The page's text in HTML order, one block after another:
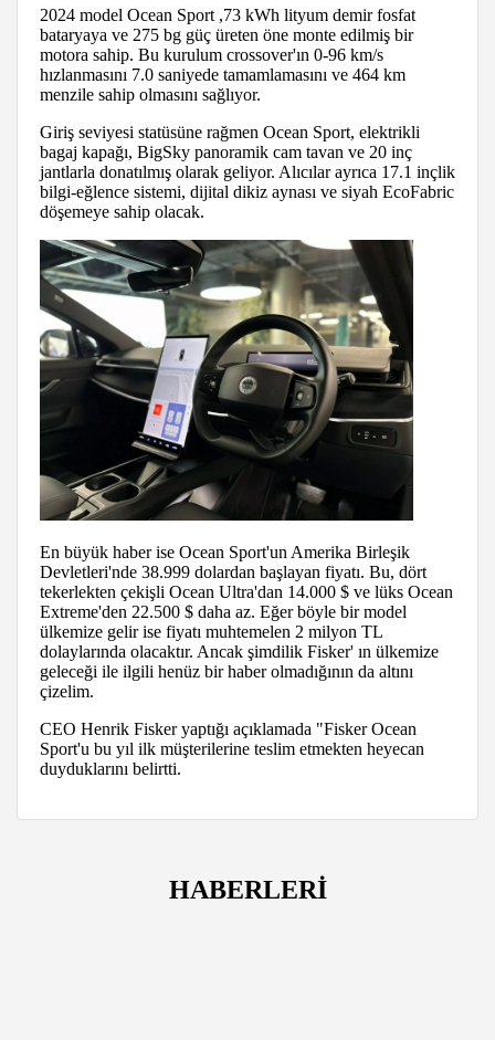
2024 model Ocean Sport ,73 kWh lityum demir fosfat
bataryaya ve 275 bg güç üreten öne monte edilmiş bir
motora sahip. Bu kurulum crossover'ın 0-96 km/s
hızlanmasını 7.0 saniyede tamamlamasını ve 464 km
menzile sahip olmasını sağlıyor.
Giriş seviyesi statüsüne rağmen Ocean Sport, elektrikli
bagaj kapağı, BigSky panoramik cam tavan ve 20 inç
jantlarla donatılmış olarak geliyor. Alıcılar ayrıca 17.1 inçlik
bilgi-eğlence sistemi, dijital dikiz aynası ve siyah EcoFabric
döşemeye sahip olacak.
En büyük haber ise Ocean Sport'un Amerika Birleşik
Devletleri'nde 38.999 dolardan başlayan fiyatı. Bu, dört
tekerlekten çekişli Ocean Ultra'dan 14.000 $ ve lüks Ocean
Extreme'den 22.500 $ daha az. Eğer böyle bir model
ülkemize gelir ise fiyatı muhtemelen 2 milyon TL
dolaylarında olacaktır. Ancak şimdilik Fisker' ın ülkemize
geleceği ile ilgili henüz bir haber olmadığının da altını
çizelim.
CEO Henrik Fisker yaptığı açıklamada "Fisker Ocean
Sport'u bu yıl ilk müşterilerine teslim etmekten heyecan
duyduklarını belirtti.
HABERLERİ